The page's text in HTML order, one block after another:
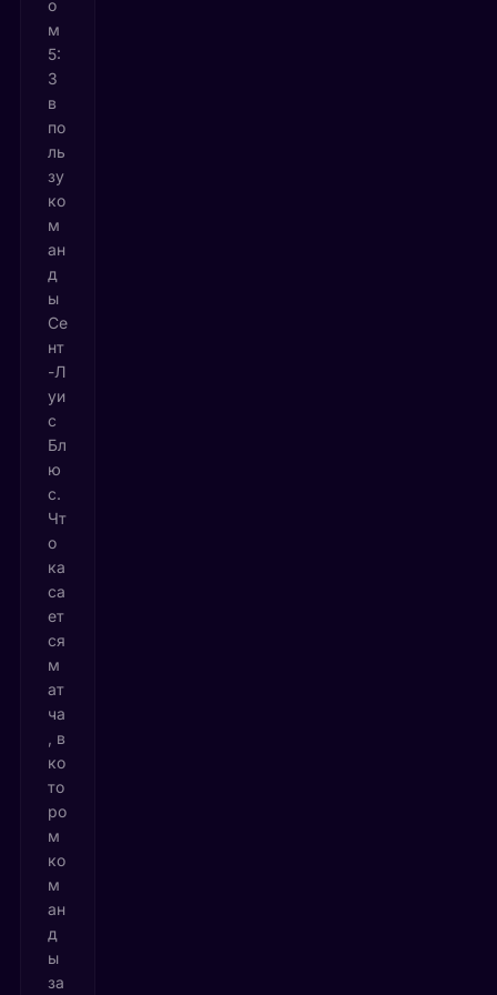
о
м
5:
3
в
по
ль
зу
ко
м
ан
д
ы
Се
нт
-Л
уи
с
Бл
ю
с.
Чт
о
ка
са
ет
ся
м
ат
ча
, в
ко
то
ро
м
ко
м
ан
д
ы
за